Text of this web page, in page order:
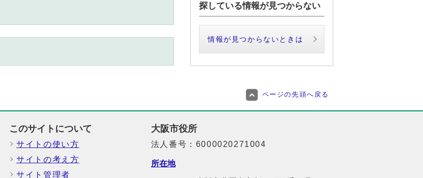
探している情報が見つからない
情報が見つからないときは
ページの先頭へ戻る
このサイトについて
サイトの使い方
サイトの考え方
サイト管理者
大阪市役所
法人番号：6000020271004
所在地